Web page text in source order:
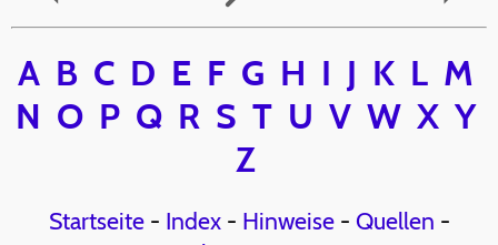
A B C D E F G H I J K L M
N O P Q R S T U V W X Y
Z
Startseite- Index- Hinweise- Quellen -